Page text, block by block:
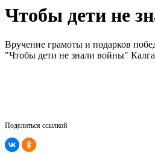
Чтобы дети не
Вручение грамоты и подарков
"Чтобы дети не знали войны"
Поделиться ссылкой